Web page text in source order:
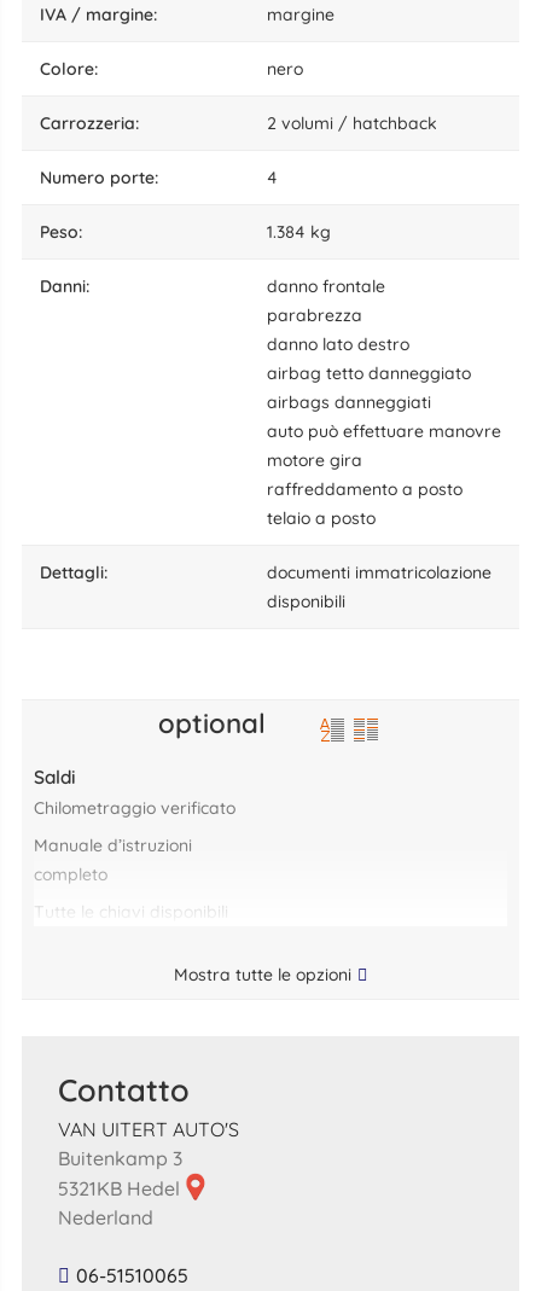
IVA / margine: margine
colore: nero
carrozzeria: 2 volumi / hatchback
numero porte: 4
peso: 1.384 kg
danni:
danno frontale
parabrezza
danno lato destro
airbag tetto danneggiato
airbags danneggiati
auto può effettuare manovre
motore gira
raffreddamento a posto
telaio a posto
dettagli:
documenti immatricolazione
disponibili
optional
Saldi
chilometraggio verificato
manuale d’istruzioni
completo
tutte le chiavi disponibili
Mostra tutte le opzioni
Contatto
VAN UITERT AUTO'S
Buitenkamp 3
5321KB Hedel
Nederland
06-51510065